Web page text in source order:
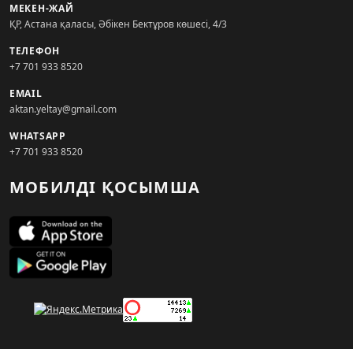
МЕКЕН-ЖАЙ
ҚР, Астана қаласы, Әбікен Бектұров көшесі, 4/3
ТЕЛЕФОН
+7 701 933 8520
EMAIL
aktan.yeltay@gmail.com
WHATSAPP
+7 701 933 8520
МОБИЛДІ ҚОСЫМША